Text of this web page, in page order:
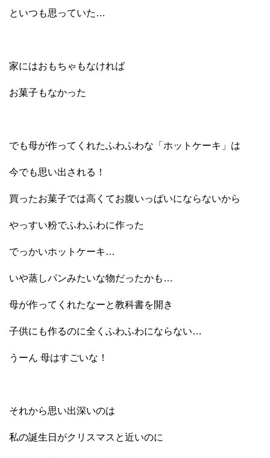
といつも思っていた…
家にはおもちゃもなければ
お菓子もなかった
でも母が作ってくれたふわふわな「ホットケーキ」は
今でも思い出される！
買ったお菓子では高くてお腹いっぱいにならないから
やっすい粉でふわふわに作った
でっかいホットケーキ…
いや蒸しパンみたいな物だったかも…
母が作ってくれたなーと教科書を開き
子供にも作るのに全くふわふわにならない…
うーん 母はすごいな！
それから思い出深いのは
私の誕生日がクリスマスと近いのに